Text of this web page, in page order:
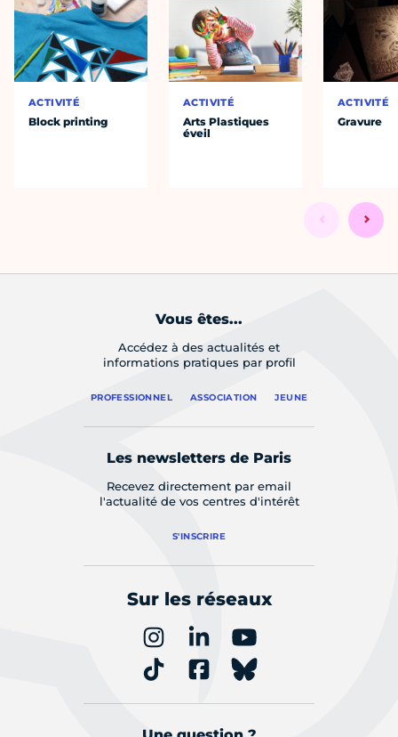
ACTIVITÉ
Block printing
ACTIVITÉ
Arts Plastiques
éveil
ACTIVITÉ
Gravure
Vous êtes...
Accédez à des actualités et
informations pratiques par profil
PROFESSIONNEL ASSOCIATION JEUNE
Les newsletters de Paris
Recevez directement par email
l'actualité de vos centres d'intérêt
S'INSCRIRE
Sur les réseaux